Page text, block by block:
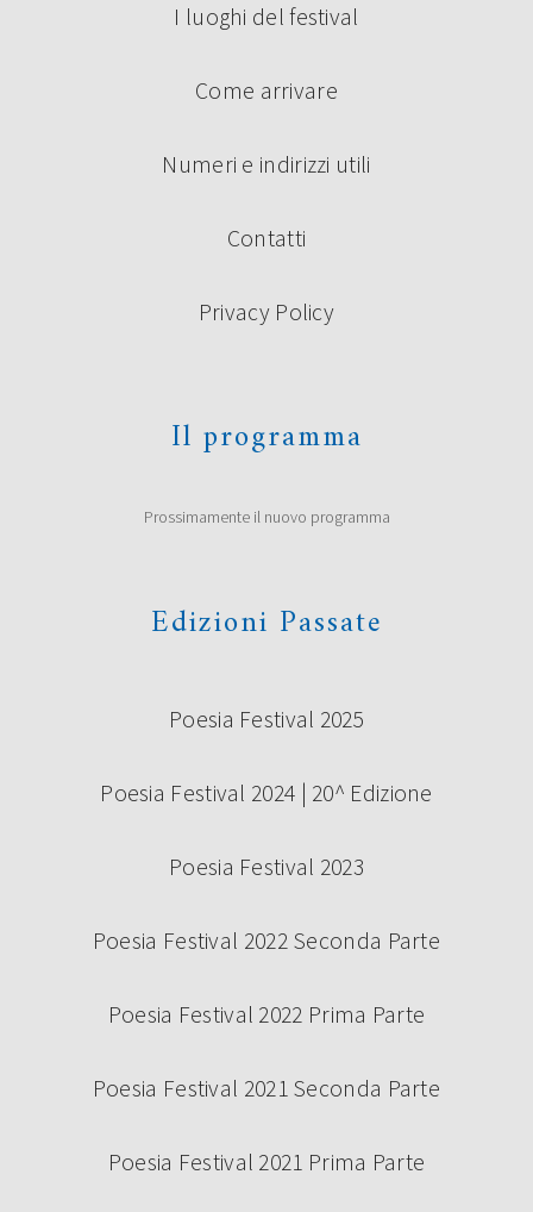
I luoghi del festival
Come arrivare
Numeri e indirizzi utili
Contatti
Privacy Policy
Il programma
Prossimamente il nuovo programma
Edizioni Passate
Poesia Festival 2025
Poesia Festival 2024 | 20^ Edizione
Poesia Festival 2023
Poesia Festival 2022 Seconda Parte
Poesia Festival 2022 Prima Parte
Poesia Festival 2021 Seconda Parte
Poesia Festival 2021 Prima Parte